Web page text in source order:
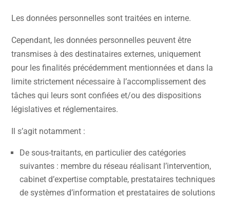
Les données personnelles sont traitées en interne.
Cependant, les données personnelles peuvent être
transmises à des destinataires externes, uniquement
pour les finalités précédemment mentionnées et dans la
limite strictement nécessaire à l’accomplissement des
tâches qui leurs sont confiées et/ou des dispositions
législatives et réglementaires.
Il s’agit notamment :
De sous-traitants, en particulier des catégories
suivantes : membre du réseau réalisant l’intervention,
cabinet d’expertise comptable, prestataires techniques
de systèmes d’information et prestataires de solutions